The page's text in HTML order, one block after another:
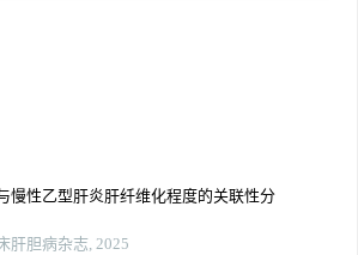
慢性乙型肝炎肝纤维化程度的关联性分
肝胆病杂志, 2025